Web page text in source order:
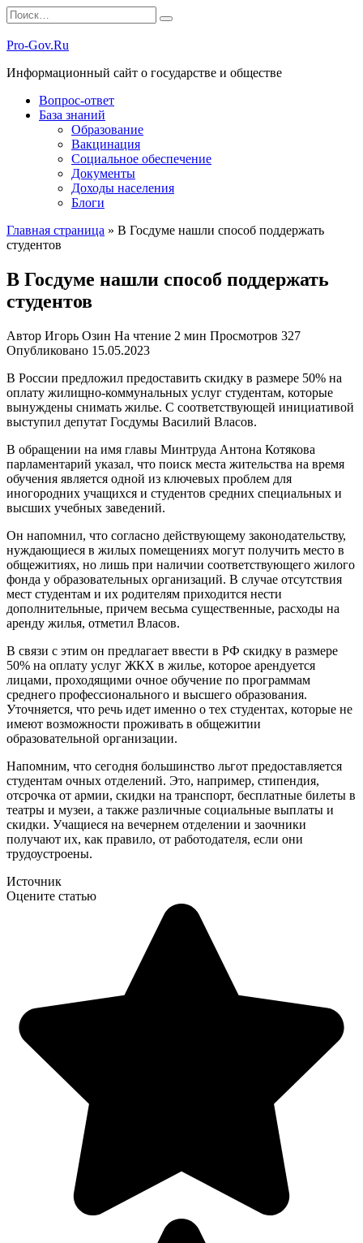
Перейти
к
содержанию
Search
for:
Pro-Gov.Ru
Информационный сайт о государстве и обществе
Вопрос-ответ
База знаний
Образование
Вакцинация
Социальное обеспечение
Документы
Доходы населения
Блоги
Главная страница » В Госдуме нашли способ поддержать
студентов
В Госдуме нашли способ поддержать
студентов
Автор Игорь Озин На чтение 2 мин Просмотров 327
Опубликовано 15.05.2023
В России предложил предоставить скидку в размере 50% на
оплату жилищно-коммунальных услуг студентам, которые
вынуждены снимать жилье. С соответствующей инициативой
выступил депутат Госдумы Василий Власов.
В обращении на имя главы Минтруда Антона Котякова
парламентарий указал, что поиск места жительства на время
обучения является одной из ключевых проблем для
иногородних учащихся и студентов средних специальных и
высших учебных заведений.
Он напомнил, что согласно действующему законодательству,
нуждающиеся в жилых помещениях могут получить место в
общежитиях, но лишь при наличии соответствующего жилого
фонда у образовательных организаций. В случае отсутствия
мест студентам и их родителям приходится нести
дополнительные, причем весьма существенные, расходы на
аренду жилья, отметил Власов.
В связи с этим он предлагает ввести в РФ скидку в размере
50% на оплату услуг ЖКХ в жилье, которое арендуется
лицами, проходящими очное обучение по программам
среднего профессионального и высшего образования.
Уточняется, что речь идет именно о тех студентах, которые не
имеют возможности проживать в общежитии
образовательной организации.
Напомним, что сегодня большинство льгот предоставляется
студентам очных отделений. Это, например, стипендия,
отсрочка от армии, скидки на транспорт, бесплатные билеты в
театры и музеи, а также различные социальные выплаты и
скидки. Учащиеся на вечернем отделении и заочники
получают их, как правило, от работодателя, если они
трудоустроены.
Источник
Оцените статью